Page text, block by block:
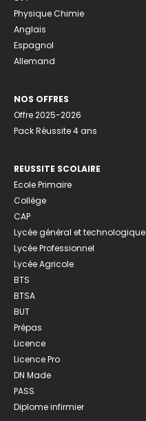
Physique Chimie
Anglais
Espagnol
Allemand
NOS OFFRES
Offre 2025-2026
Pack Réussite 4 ans
REUSSITE SCOLAIRE
Ecole Primaire
Collège
CAP
Lycée général et technologique
Lycée Professionnel
Lycée Agricole
BTS
BTSA
BUT
Prépas
Licence
Licence Pro
DN Made
PASS
Diplome infirmier